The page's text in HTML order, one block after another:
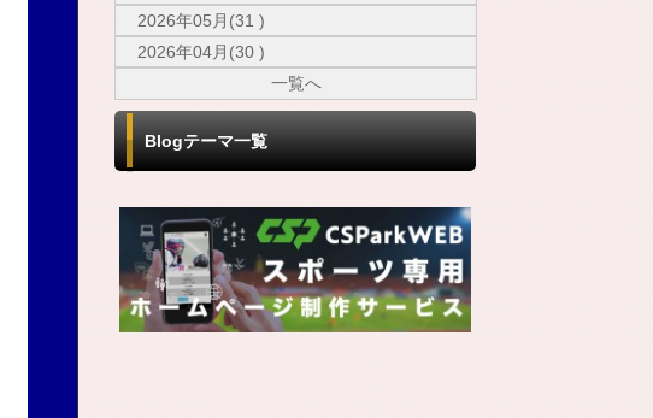
2026年05月(31 )
2026年04月(30 )
一覧へ
Blogテーマ一覧